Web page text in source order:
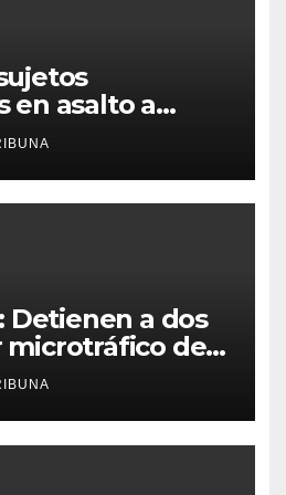
en asalto a
Nancagua
Detienen a dos
microtráfico de